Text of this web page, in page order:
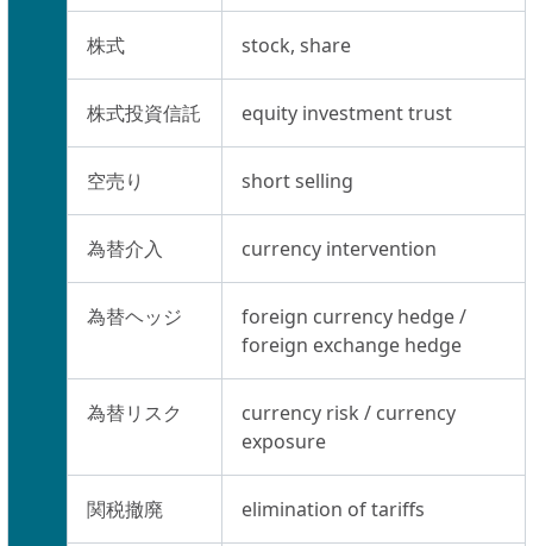
株式 stock, share
株式投資信託 equity investment trust
空売り short selling
為替介入 currency intervention
為替ヘッジ
foreign currency hedge /
foreign exchange hedge
為替リスク
currency risk / currency
exposure
関税撤廃 elimination of tariffs